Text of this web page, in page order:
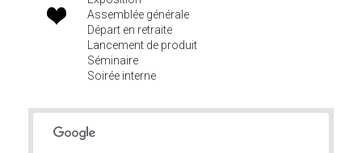
Assemblée générale
Départ en retraite
Lancement de produit
Séminaire
Soirée interne